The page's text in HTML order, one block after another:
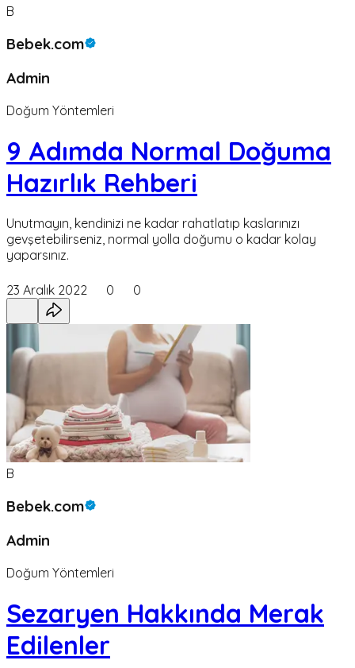
B
Bebek.com
Admin
Doğum Yöntemleri
9 Adımda Normal Doğuma
Hazırlık Rehberi
Unutmayın, kendinizi ne kadar rahatlatıp kaslarınızı
gevşetebilirseniz, normal yolla doğumu o kadar kolay
yaparsınız.
23 Aralık 2022 0 0
B
Bebek.com
Admin
Doğum Yöntemleri
Sezaryen Hakkında Merak
Edilenler